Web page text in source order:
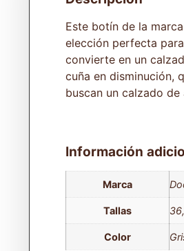
Este botín de la
elección perfecta
convierte en un
cuña en disminución,
buscan un calzado
Información
Marca
Tallas
Color